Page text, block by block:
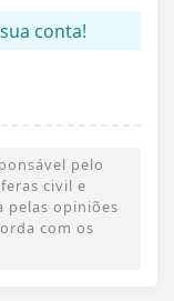
conta!
pelo
civil e
pelas opiniões
com os